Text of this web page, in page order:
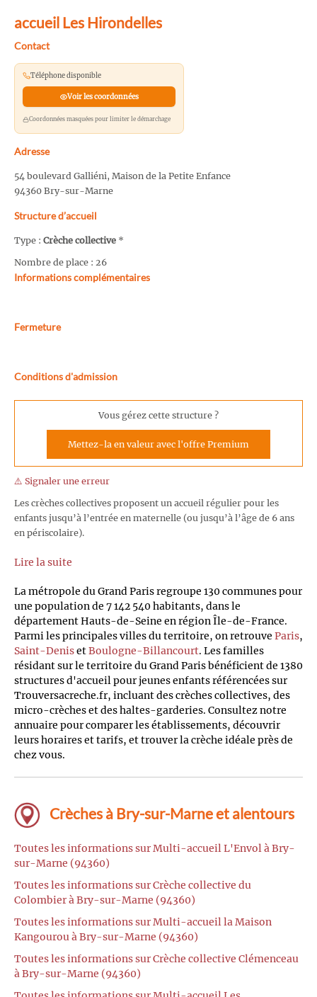
accueil Les Hirondelles
Contact
Téléphone disponible
Voir les coordonnées
Coordonnées masquées pour limiter le démarchage
Adresse
54 boulevard Galliéni, Maison de la Petite Enfance
94360 Bry-sur-Marne
Structure d’accueil
Type : Crèche collective *
Nombre de place : 26
Informations complémentaires
Fermeture
Conditions d'admission
Vous gérez cette structure ?
Mettez-la en valeur avec l'offre Premium
⚠️ Signaler une erreur
Les crèches collectives proposent un accueil régulier pour les
enfants jusqu’à l’entrée en maternelle (ou jusqu’à l’âge de 6 ans
en périscolaire).
Lire la suite
La métropole du Grand Paris regroupe 130 communes pour
une population de 7 142 540 habitants, dans le
département Hauts-de-Seine en région Île-de-France.
Parmi les principales villes du territoire, on retrouve Paris,
Saint-DenisetBoulogne-Billancourt. Les familles
résidant sur le territoire du Grand Paris bénéficient de 1380
structures d'accueil pour jeunes enfants référencées sur
Trouversacreche.fr, incluant des crèches collectives, des
micro-crèches et des haltes-garderies. Consultez notre
annuaire pour comparer les établissements, découvrir
leurs horaires et tarifs, et trouver la crèche idéale près de
chez vous.
Crèches à Bry-sur-Marne et alentours
Toutes les informations sur Multi-accueil L'Envol à Bry-
sur-Marne (94360)
Toutes les informations sur Crèche collective du
Colombier à Bry-sur-Marne (94360)
Toutes les informations sur Multi-accueil la Maison
Kangourou à Bry-sur-Marne (94360)
Toutes les informations sur Crèche collective Clémenceau
à Bry-sur-Marne (94360)